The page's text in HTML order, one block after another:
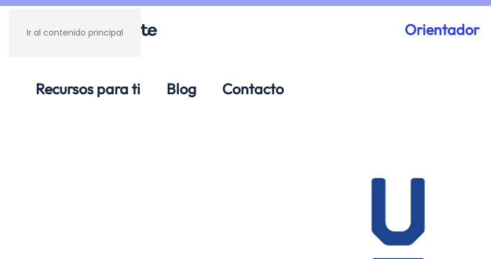
Ir al contenido principal Orientador
Recursos para ti Blog Contacto